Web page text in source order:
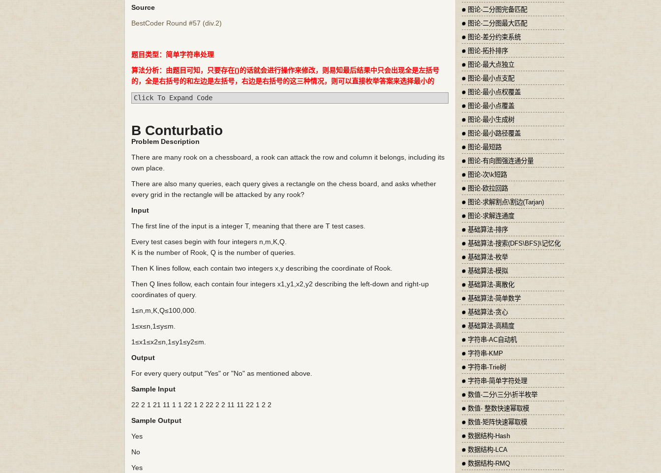
Source
BestCoder Round #57 (div.2)
题目类型：简单字符串处理
算法分析：由题目可知，只要存在()的话就会进行操作来修改，则易知最后结果中只会出现全是左括号
的，全是右括号的和左边是左括号，右边是右括号的这三种情况，则可以直接枚举答案来选择最小的
Click To Expand Code
B Conturbatio
Problem Description
There are many rook on a chessboard, a rook can attack the row and column it belongs, including its
own place.
There are also many queries, each query gives a rectangle on the chess board, and asks whether
every grid in the rectangle will be attacked by any rook?
Input
The first line of the input is a integer T, meaning that there are T test cases.
Every test cases begin with four integers n,m,K,Q.
K is the number of Rook, Q is the number of queries.
Then K lines follow, each contain two integers x,y describing the coordinate of Rook.
Then Q lines follow, each contain four integers x1,y1,x2,y2 describing the left-down and right-up
coordinates of query.
1≤n,m,K,Q≤100,000.
1≤x≤n,1≤y≤m.
1≤x1≤x2≤n,1≤y1≤y2≤m.
Output
For every query output "Yes" or "No" as mentioned above.
Sample Input
22 2 1 21 11 1 1 22 1 2 22 2 2 11 11 22 1 2 2
Sample Output
Yes
No
Yes
图论-二分图完备匹配
图论-二分图最大匹配
图论-差分约束系统
图论-拓扑排序
图论-最大点独立
图论-最小点支配
图论-最小点权覆盖
图论-最小点覆盖
图论-最小生成树
图论-最小路径覆盖
图论-最短路
图论-有向图强连通分量
图论-次\k短路
图论-欧拉回路
图论-求解割点\割边(Tarjan)
图论-求解连通度
基础算法-排序
基础算法-搜索(DFS\BFS)\记忆化
基础算法-枚举
基础算法-模拟
基础算法-离散化
基础算法-简单数学
基础算法-贪心
基础算法-高精度
字符串-AC自动机
字符串-KMP
字符串-Trie树
字符串-简单字符处理
数值-二分\三分\折半枚举
数值- 整数快速幂取模
数值-矩阵快速幂取模
数据结构-Hash
数据结构-LCA
数据结构-RMQ